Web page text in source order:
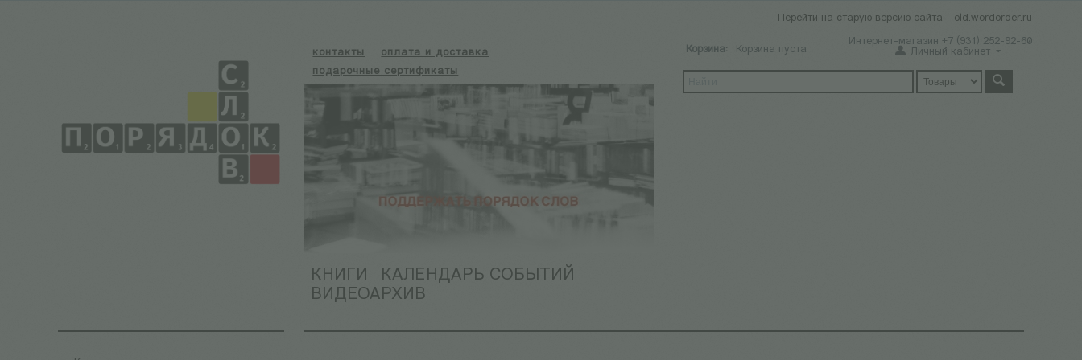
Перейти на старую версию сайта - old.wordorder.ru
Интернет-магазин +7 (931) 252-92-60
контакты
оплата и доставка
подарочные сертификаты
КНИГИ
КАЛЕНДАРЬ СОБЫТИЙ
ВИДЕОАРХИВ
Корзина: Корзина пуста Личный кабинет